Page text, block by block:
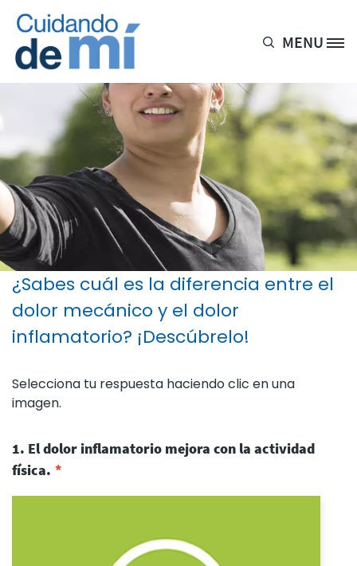
Site Logo MENU
¿Sabes cuál es la diferencia entre el
dolor mecánico y el dolor
inflamatorio? ¡Descúbrelo!
Selecciona tu respuesta haciendo clic en una
imagen.
1. El dolor inflamatorio mejora con la actividad
física.